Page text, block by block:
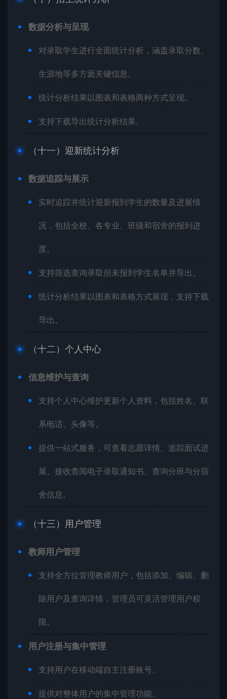
数据分析与呈现
对录取学生进行全面统计分析，涵盖录取分数、
生源地等多方面关键信息。
统计分析结果以图表和表格两种方式呈现。
支持下载导出统计分析结果。
（十一）迎新统计分析
数据追踪与展示
实时追踪并统计迎新报到学生的数量及进展情
况，包括全校、各专业、班级和宿舍的报到进
度。
支持筛选查询录取但未报到学生名单并导出。
统计分析结果以图表和表格方式展现，支持下载
导出。
（十二）个人中心
信息维护与查询
支持个人中心维护更新个人资料，包括姓名、联
系电话、头像等。
提供一站式服务，可查看志愿详情、追踪面试进
展、接收查阅电子录取通知书、查询分班与分宿
舍信息。
（十三）用户管理
教师用户管理
支持全方位管理教师用户，包括添加、编辑、删
除用户及查询详情，管理员可灵活管理用户权
限。
用户注册与集中管理
支持用户在移动端自主注册账号。
提供对整体用户的集中管理功能。